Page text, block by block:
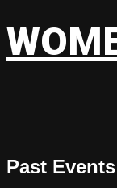
Past Events